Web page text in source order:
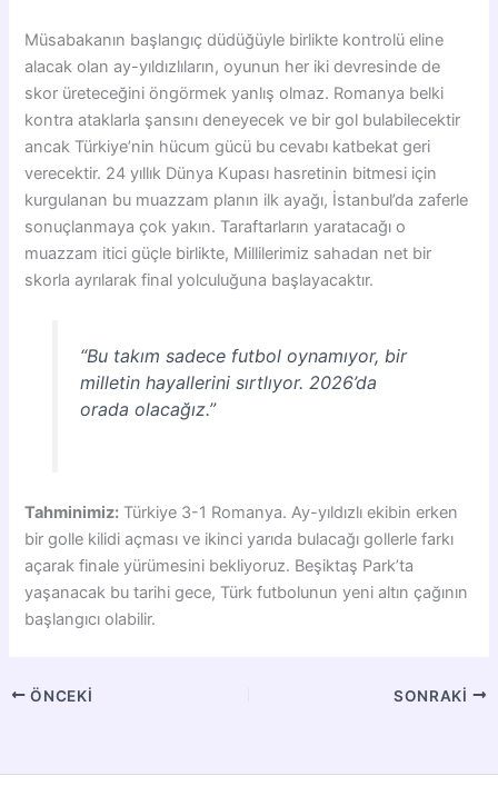
Müsabakanın başlangıç düdüğüyle birlikte kontrolü eline
alacak olan ay-yıldızlıların, oyunun her iki devresinde de
skor üreteceğini öngörmek yanlış olmaz. Romanya belki
kontra ataklarla şansını deneyecek ve bir gol bulabilecektir
ancak Türkiye’nin hücum gücü bu cevabı katbekat geri
verecektir. 24 yıllık Dünya Kupası hasretinin bitmesi için
kurgulanan bu muazzam planın ilk ayağı, İstanbul’da zaferle
sonuçlanmaya çok yakın. Taraftarların yaratacağı o
muazzam itici güçle birlikte, Millilerimiz sahadan net bir
skorla ayrılarak final yolculuğuna başlayacaktır.
“Bu takım sadece futbol oynamıyor, bir
milletin hayallerini sırtlıyor. 2026’da
orada olacağız.”
Tahminimiz: Türkiye 3-1 Romanya. Ay-yıldızlı ekibin erken
bir golle kilidi açması ve ikinci yarıda bulacağı gollerle farkı
açarak finale yürümesini bekliyoruz. Beşiktaş Park’ta
yaşanacak bu tarihi gece, Türk futbolunun yeni altın çağının
başlangıcı olabilir.
ÖNCEKI SONRAKI